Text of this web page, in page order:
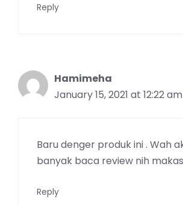
Reply
Hamimeha
January 15, 2021 at 12:22 am
Baru denger produk ini . Wah
banyak baca review nih
Reply